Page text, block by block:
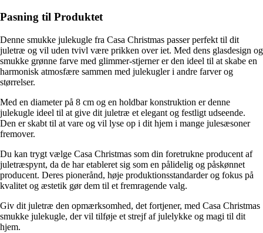
Pasning til Produktet
Denne smukke julekugle fra Casa Christmas passer perfekt til dit
juletræ og vil uden tvivl være prikken over iet. Med dens glasdesign og
smukke grønne farve med glimmer-stjerner er den ideel til at skabe en
harmonisk atmosfære sammen med julekugler i andre farver og
størrelser.
Med en diameter på 8 cm og en holdbar konstruktion er denne
julekugle ideel til at give dit juletræ et elegant og festligt udseende.
Den er skabt til at vare og vil lyse op i dit hjem i mange julesæsoner
fremover.
Du kan trygt vælge Casa Christmas som din foretrukne producent af
juletræspynt, da de har etableret sig som en pålidelig og påskønnet
producent. Deres pionerånd, høje produktionsstandarder og fokus på
kvalitet og æstetik gør dem til et fremragende valg.
Giv dit juletræ den opmærksomhed, det fortjener, med Casa Christmas
smukke julekugle, der vil tilføje et strejf af julelykke og magi til dit
hjem.